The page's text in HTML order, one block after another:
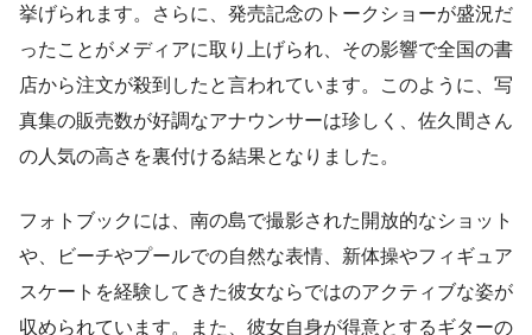
挙げられます。さらに、発売記念のトークショーが盛況だ
ったことがメディアに取り上げられ、その影響で全国の書
店から注文が殺到したと言われています。このように、写
真集の販売数が好調なアナウンサーは珍しく、佐久間さん
の人気の高さを裏付ける結果となりました。
フォトブックには、南の島で撮影された開放的なショット
や、ビーチやプールでの自然な表情、新体操やフィギュア
スケートを経験してきた彼女ならではのアクティブな姿が
収められています。また、彼女自身が得意とするギターの